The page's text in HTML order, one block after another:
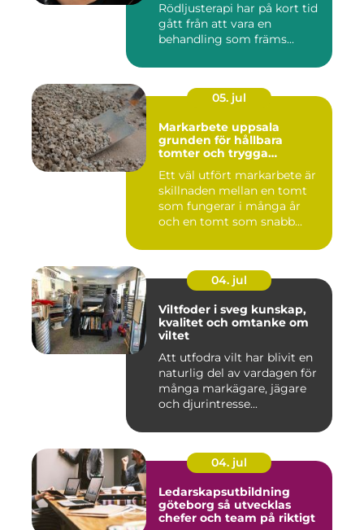
Rödljusterapi har på kort tid
gått från att vara en
behandling som främs...
05. jul
Markarbete uppsala
grunden för hållbara
tomter och trygga
Ett väl utfört markarbete är
skillnaden mellan en tomt
som fungerar i många år
och en tomt som snabb...
04. jul
Viltfoder i sveg kunskap,
kvalitet och omtanke om
viltet
Att utfodra vilt har blivit en
naturlig del av vardagen för
många markägare, jägare
och djurintresse...
04. jul
Ledarskapsutbildning
göteborg så utvecklas
chefer och team på riktigt